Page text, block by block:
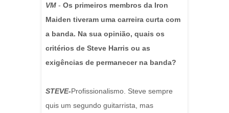
VM - Os primeiros membros da Iron
Maiden tiveram uma carreira curta com
a banda. Na sua opinião, quais os
critérios de Steve Harris ou as
exigências de permanecer na banda?
STEVE-Profissionalismo. Steve sempre
quis um segundo guitarrista, mas